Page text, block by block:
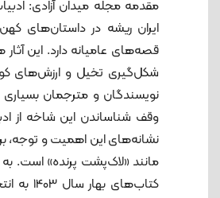
مقدمه مجله میدان آزادی:
ایران ریشه در داستان‌های
قصه‌های عامیانه دارد. این
شکل‌گیری تخیل و ارزش‌های
نویسندگان و مترجمان بسیاری
وقف شناساندن این شاخه از
نشانه‌های این اهمیت و توجه،
مانند «لاک‌پشت پرنده» است.
کتاب‌های